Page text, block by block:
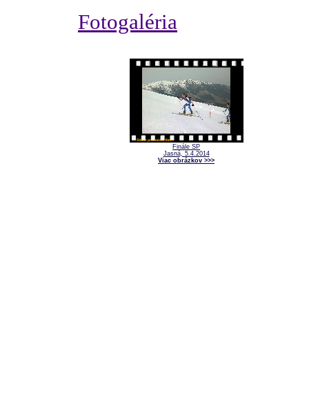
Fotogaléria
Finále SP
Jasná, 5.4.2014
Viac obrázkov >>>